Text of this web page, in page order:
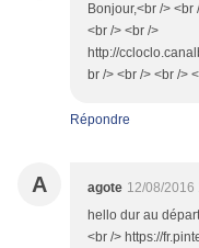
Bonjour,<br />
<br /> <br />
http://
br /> <br /> <br />
Répondre
A agote 12/08/2016
hello dur au
<br /> https://